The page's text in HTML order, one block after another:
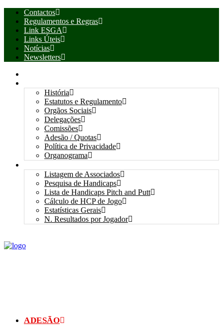
Contactos
Regulamentos e Regras
Link ESGA
Links Úteis
Notícias
Newsletters
História
Estatutos e Regulamento
Orgãos Sociais
Delegações
Comissões
Adesão / Quotas
Política de Privacidade
Organograma
Listagem de Associados
Pesquisa de Handicaps
Lista de Handicaps Pitch and Putt
Cálculo de HCP de Jogo
Estatísticas Gerais
N. Resultados por Jogador
ADESÃO